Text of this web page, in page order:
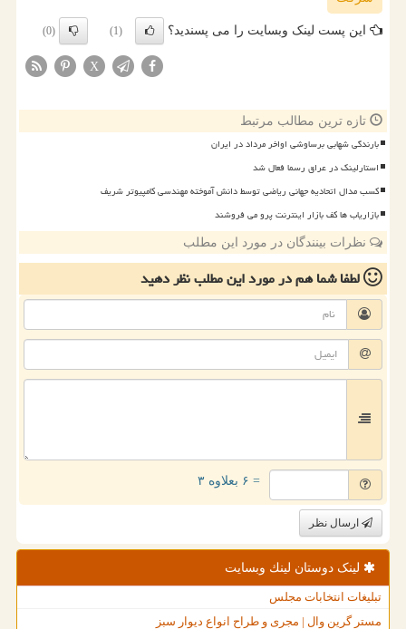
این پست لینک وبسایت را می پسندید؟ (1)
(0)
X
تازه ترین مطالب مرتبط
بارندگی شهابی برساوشی اواخر مرداد در ایران
استارلینک در عراق رسما فعال شد
کسب مدال اتحادیه جهانی ریاضی توسط دانش آموخته مهندسی کامپیوتر شریف
بازاریاب ها کف بازار اینترنت پرو می فروشند
نظرات بینندگان در مورد این مطلب
لطفا شما همدر مورد این مطلبنظر دهید
= ۶ بعلاوه ۳
ارسال نظر
لینک دوستان لینك وبسایت
تبلیغات انتخابات مجلس
مستر گرین وال | مجری و طراح انواع دیوار سبز